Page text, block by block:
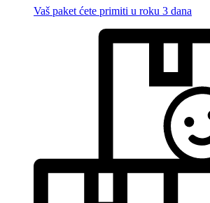
Vaš paket ćete primiti u roku 3 dana